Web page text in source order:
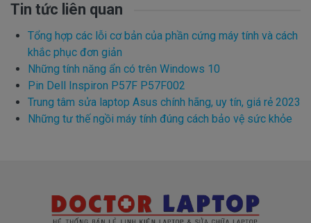
Tin tức liên quan
Tổng hợp các lỗi cơ bản của phần cứng máy tính và cách
khắc phục đơn giản
Những tính năng ẩn có trên Windows 10
Pin Dell Inspiron P57F P57F002
Trung tâm sửa laptop Asus chính hãng, uy tín, giá rẻ 2023
Những tư thế ngồi máy tính đúng cách bảo vệ sức khỏe